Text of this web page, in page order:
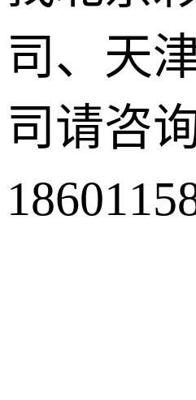
司、天
司请咨